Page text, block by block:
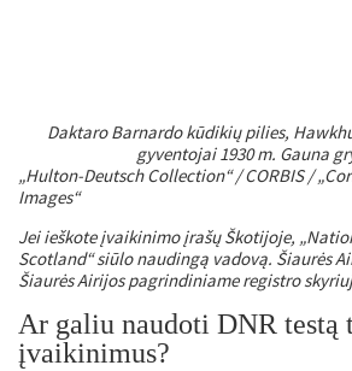
Daktaro Barnardo kūdikių pilies,
gyventojai 1930 m. Gauna
„Hulton-Deutsch Collection“ / CORBIS /
Images“
Jei ieškote įvaikinimo įrašų Škotijoje,
Scotland“ siūlo naudingą vadovą. Šiaurės
Šiaurės Airijos pagrindiniame registro
Ar galiu naudoti DNR testą
įvaikinimus?